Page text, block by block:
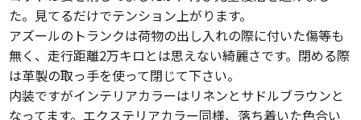
た。見てるだけでテンション上がります。
アズールのトランクは荷物の出し入れの際に付いた傷等も
無く、走行距離2万キロとは思えない綺麗さです。閉める際
は革製の取っ手を使って閉じて下さい。
内装ですがインテリアカラーはリネンとサドルブラウンと
なってます。エクステリアカラー同様、落ち着いた色合い